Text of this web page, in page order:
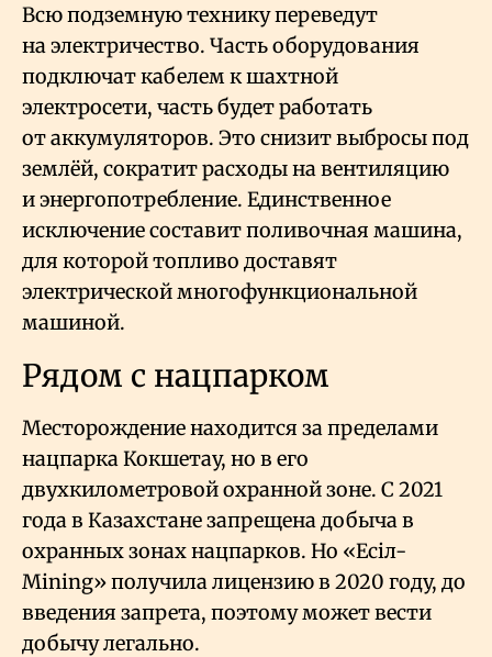
Всю подземную технику переведут
на электричество. Часть оборудования
подключат кабелем к шахтной
электросети, часть будет работать
от аккумуляторов. Это снизит выбросы под
землёй, сократит расходы на вентиляцию
и энергопотребление. Единственное
исключение составит поливочная машина,
для которой топливо доставят
электрической многофункциональной
машиной.
Рядом с нацпарком
Месторождение находится за пределами
нацпарка Кокшетау, но в его
двухкилометровой охранной зоне. С 2021
года в Казахстане запрещена добыча в
охранных зонах нацпарков. Но «Есiл-
Mining» получила лицензию в 2020 году, до
введения запрета, поэтому может вести
добычу легально.